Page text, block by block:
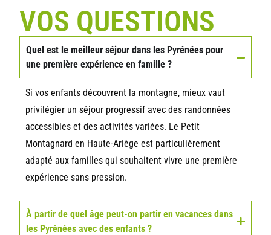
VOS QUESTIONS
Quel est le meilleur séjour dans les Pyrénées pour
une première expérience en famille ?
Si vos enfants découvrent la montagne, mieux vaut
privilégier un séjour progressif avec des randonnées
accessibles et des activités variées. Le Petit
Montagnard en Haute-Ariège est particulièrement
adapté aux familles qui souhaitent vivre une première
expérience sans pression.
À partir de quel âge peut-on partir en vacances dans
les Pyrénées avec des enfants ?